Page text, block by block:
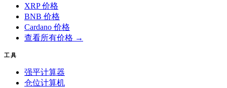
XRP 价格
BNB 价格
Cardano 价格
查看所有价格 →
工具
强平计算器
仓位计算机